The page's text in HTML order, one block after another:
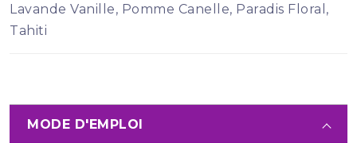
Lavande Vanille, Pomme Canelle, Paradis Floral,
Tahiti
MODE D'EMPLOI